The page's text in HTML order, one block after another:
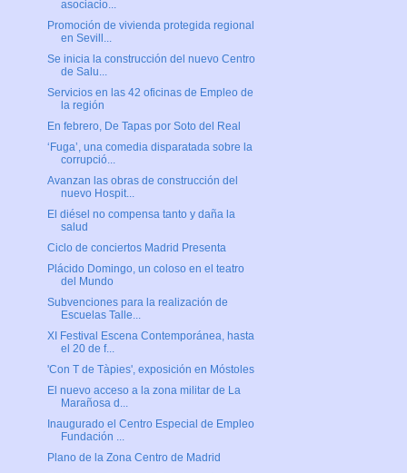
asociacio...
Promoción de vivienda protegida regional
en Sevill...
Se inicia la construcción del nuevo Centro
de Salu...
Servicios en las 42 oficinas de Empleo de
la región
En febrero, De Tapas por Soto del Real
‘Fuga’, una comedia disparatada sobre la
corrupció...
Avanzan las obras de construcción del
nuevo Hospit...
El diésel no compensa tanto y daña la
salud
Ciclo de conciertos Madrid Presenta
Plácido Domingo, un coloso en el teatro
del Mundo
Subvenciones para la realización de
Escuelas Talle...
XI Festival Escena Contemporánea, hasta
el 20 de f...
'Con T de Tàpies', exposición en Móstoles
El nuevo acceso a la zona militar de La
Marañosa d...
Inaugurado el Centro Especial de Empleo
Fundación ...
Plano de la Zona Centro de Madrid